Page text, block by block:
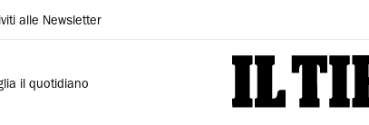
alle Newsletter
il quotidiano